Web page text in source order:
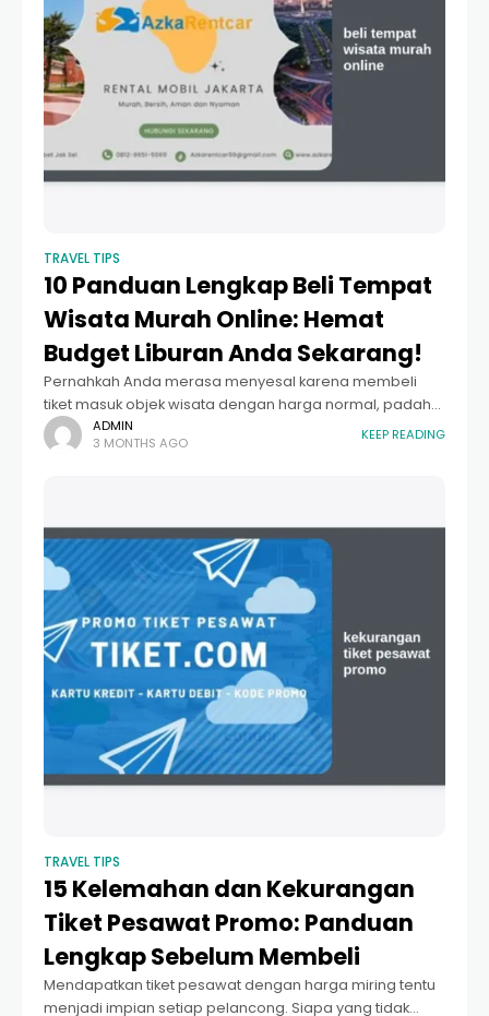
TRAVEL TIPS
10 Panduan Lengkap Beli Tempat
Wisata Murah Online: Hemat
Budget Liburan Anda Sekarang!
Pernahkah Anda merasa menyesal karena membeli
tiket masuk objek wisata dengan harga normal, padahal
teman Anda mendapatkan harga setengahnya? Di era
digital ini, mengetahui cara beli tempat wisata murah
ADMIN
3 MONTHS AGO
KEEP READING
TRAVEL TIPS
15 Kelemahan dan Kekurangan
Tiket Pesawat Promo: Panduan
Lengkap Sebelum Membeli
Mendapatkan tiket pesawat dengan harga miring tentu
menjadi impian setiap pelancong. Siapa yang tidak